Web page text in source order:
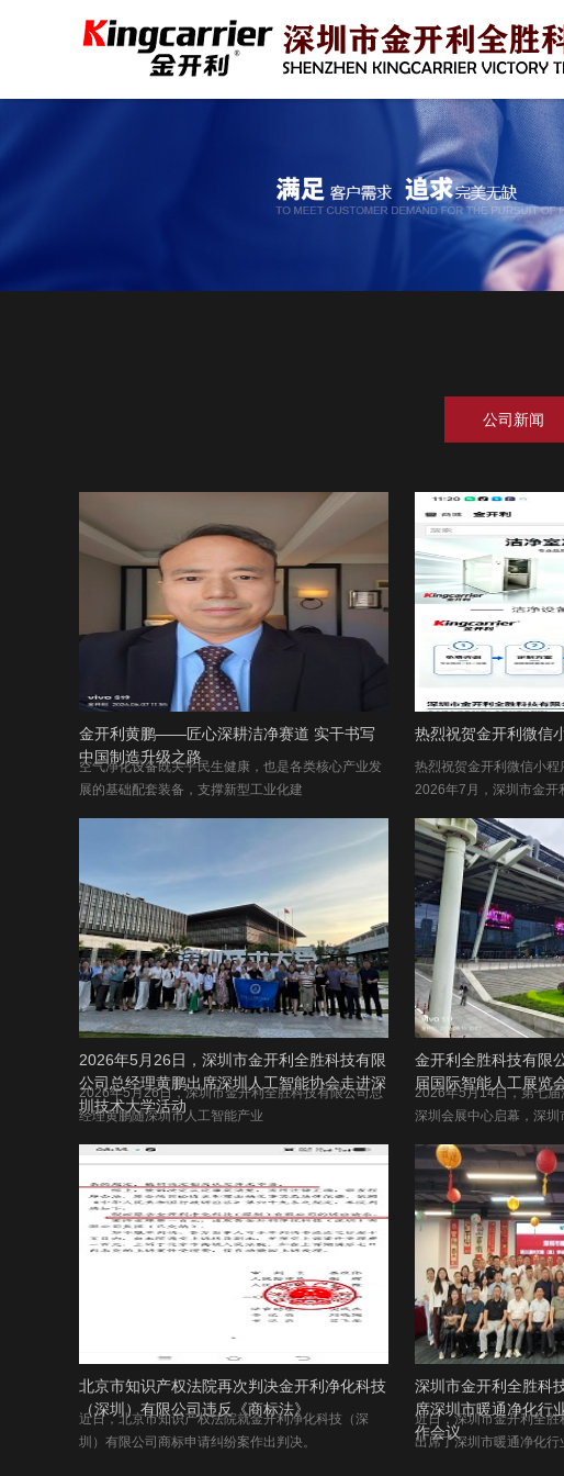
公司新闻
金开利黄鹏——匠心深耕洁净赛道 实干书写
中国制造升级之路
空气净化设备既关乎民生健康，也是各类核心产业发
展的基础配套装备，支撑新型工业化建
热烈祝贺金开利微信
热烈祝贺金开利微信小程
2026年7月，深圳市金开
2026年5月26日，深圳市金开利全胜科技有限
公司总经理黄鹏出席深圳人工智能协会走进深
圳技术大学活动
2026年5月26日，深圳市金开利全胜科技有限公司总
经理黄鹏随深圳市人工智能产业
金开利全胜科技有限
届国际智能人工展览
2026年5月14日，第七
深圳会展中心启幕，深圳
北京市知识产权法院再次判决金开利净化科技
（深圳）有限公司违反《商标法》
近日，北京市知识产权法院就金开利净化科技（深
圳）有限公司商标申请纠纷案作出判决。
深圳市金开利全胜科
席深圳市暖通净化行
作会议
近日，深圳市金开利全
出席了深圳市暖通净化行